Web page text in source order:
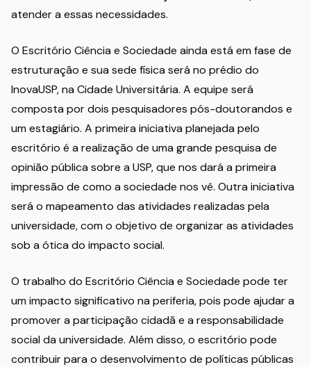
atender a essas necessidades.
O Escritório Ciência e Sociedade ainda está em fase de
estruturação e sua sede física será no prédio do
InovaUSP, na Cidade Universitária. A equipe será
composta por dois pesquisadores pós-doutorandos e
um estagiário. A primeira iniciativa planejada pelo
escritório é a realização de uma grande pesquisa de
opinião pública sobre a USP, que nos dará a primeira
impressão de como a sociedade nos vê. Outra iniciativa
será o mapeamento das atividades realizadas pela
universidade, com o objetivo de organizar as atividades
sob a ótica do impacto social.
O trabalho do Escritório Ciência e Sociedade pode ter
um impacto significativo na periferia, pois pode ajudar a
promover a participação cidadã e a responsabilidade
social da universidade. Além disso, o escritório pode
contribuir para o desenvolvimento de políticas públicas